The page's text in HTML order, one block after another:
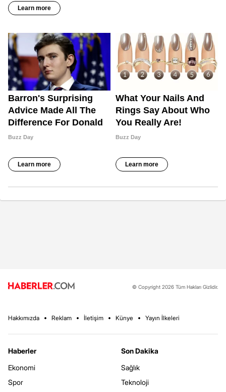
© Copyright 2026 Tüm Hakları Gizlidir.
Hakkımızda Reklam İletişim Künye Yayın İlkeleri
Haberler
Ekonomi
Spor
Son Dakika
Sağlık
Teknoloji